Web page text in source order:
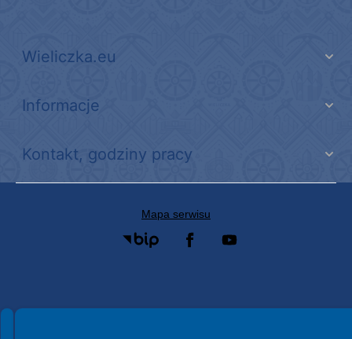
Wieliczka.eu
Informacje
Kontakt, godziny pracy
Mapa serwisu
Spełniamy standardy WCAG 2.2
Spełniamy standardy W3C